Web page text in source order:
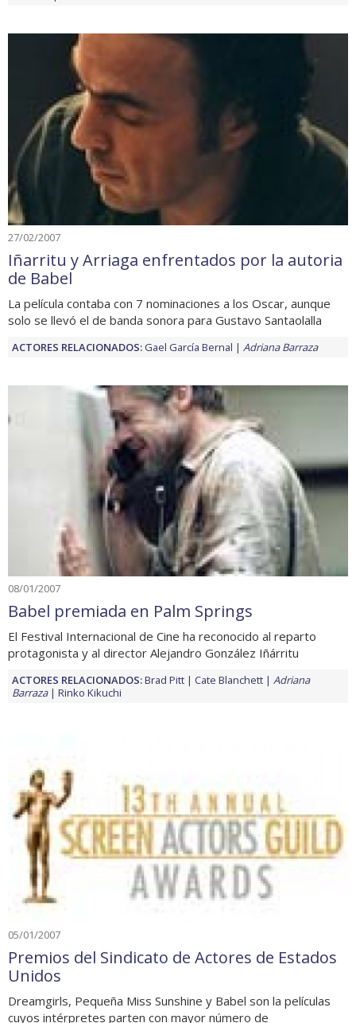
27/02/2007
Iñarritu y Arriaga enfrentados por la autoria
de Babel
La película contaba con 7 nominaciones a los Oscar, aunque
solo se llevó el de banda sonora para Gustavo Santaolalla
ACTORES RELACIONADOS: Gael García Bernal Adriana Barraza
08/01/2007
Babel premiada en Palm Springs
El Festival Internacional de Cine ha reconocido al reparto
protagonista y al director Alejandro González Iñárritu
ACTORES RELACIONADOS:Brad Pitt Cate Blanchett
Adriana
Barraza
Rinko Kikuchi
05/01/2007
Premios del Sindicato de Actores de Estados
Unidos
Dreamgirls, Pequeña Miss Sunshine y Babel son la películas
cuyos intérpretes parten con mayor número de